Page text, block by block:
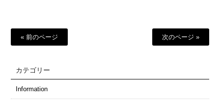
« 前のページ 次のページ »
カテゴリー
Information